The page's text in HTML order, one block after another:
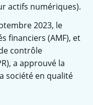
actifs numériques).
2023, le
financiers (AMF), et
contrôle
a approuvé la
société en qualité